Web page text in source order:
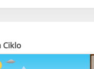
Ciklo